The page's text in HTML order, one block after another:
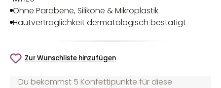
Ohne Parabene, Silikone & Mikroplastik
Hautverträglichkeit dermatologisch bestätigt
Zur Wunschliste hinzufügen
Du bekommst 5 Konfettipunkte für diese